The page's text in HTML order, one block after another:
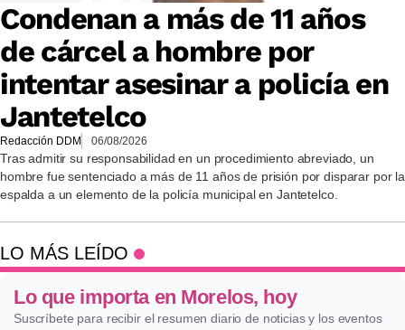
Condenan a más de 11 años
de cárcel a hombre por
intentar asesinar a policía en
Jantetelco
Redacción DDM 06/08/2026
Tras admitir su responsabilidad en un procedimiento abreviado, un
hombre fue sentenciado a más de 11 años de prisión por disparar por la
espalda a un elemento de la policía municipal en Jantetelco.
LO MÁS LEÍDO
Lo que importa en Morelos, hoy
Suscríbete para recibir el resumen diario de noticias y los eventos